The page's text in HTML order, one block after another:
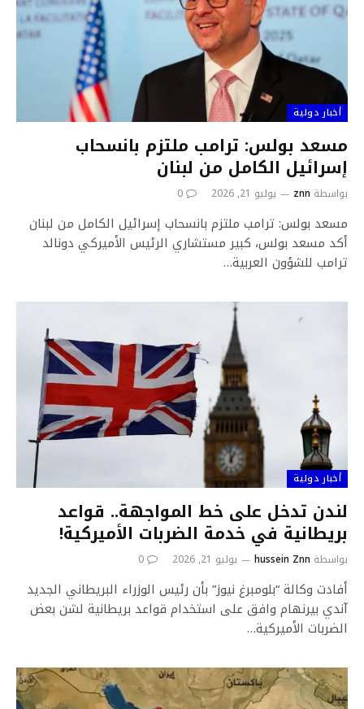
أخبار دولية
مسعد بولس: ترامب ملتزم بانسحاب
إسرائيل الكامل من لبنان
بواسطة znn يوليو 21, 2026 0
مسعد بولس: ترامب ملتزم بانسحاب إسرائيل الكامل من لبنان
أكد مسعد بولس، كبير مستشاري الرئيس الأميركي دونالد
ترامب للشؤون العربية…
أخبار دولية
لندن تدخل على خط المواجهة.. قواعد
بريطانية في خدمة الضربات الأميركية!
بواسطة hussein Znn يوليو 21, 2026 0
أفادت وكالة “بلومبرغ نيوز” بأن رئيس الوزراء البريطاني الجديد
آندي بيرنهام وافق على استخدام قواعد بريطانية لشن بعض
الضربات الأميركية…